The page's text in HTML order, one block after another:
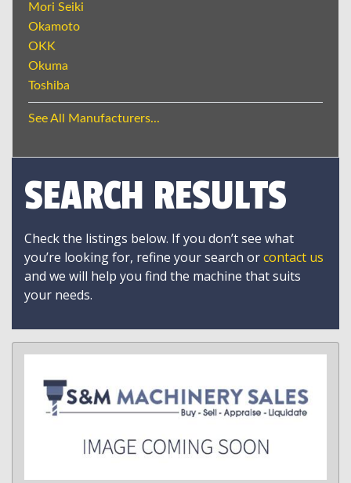
Mori Seiki
Okamoto
OKK
Okuma
Toshiba
See All Manufacturers...
SEARCH RESULTS
Check the listings below. If you don’t see what
you’re looking for, refine your search orcontact us
and we will help you find the machine that suits
your needs.